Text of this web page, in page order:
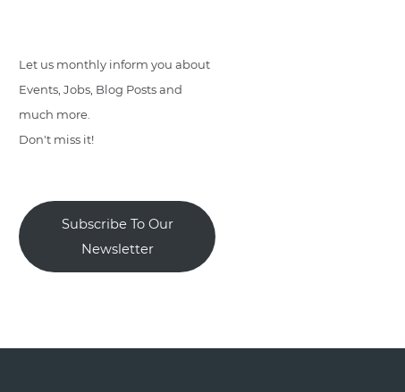
Let us monthly inform you about
Events, Jobs, Blog Posts and
much more.
Don't miss it!
Subscribe To Our
Newsletter